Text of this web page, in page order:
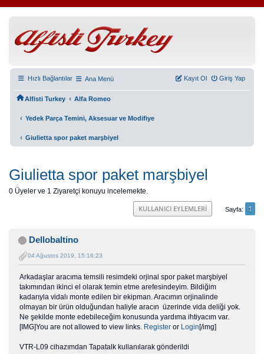
Hızlı Bağlantılar Ana Menü Giriş Yap
Kayıt Ol
Alfisti Turkey ‹ Alfa Romeo
‹ Yedek Parça Temini, Aksesuar ve Modifiye
‹ Giulietta spor paket marşbiyel
Giulietta spor paket marşbiyel
0 Üyeler ve 1 Ziyaretçi konuyu incelemekte.
Sayfa 1
KULLANICI EYLEMLERI
Dellobaltino
04 Ağustos 2019, 15:16:23
Arkadaşlar aracıma temsili resimdeki orjinal spor paket marşbiyel
takımından ikinci el olarak temin etme arefesindeyim. Bildiğim
kadarıyla vidalı monte edilen bir ekipman. Aracımın orjinalinde
olmayan bir ürün olduğundan haliyle aracın üzerinde vida deliği yok.
Ne şekilde monte edebileceğim konusunda yardıma ihtiyacım var.
[IMG]You are not allowed to view links. Register or Login [/img]
VTR-L09 cihazımdan Tapatalk kullanılarak gönderildi